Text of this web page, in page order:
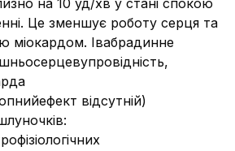
на 10 уд/хв у стані спокою
Це зменшує роботу серця та
міокардом. Івабрадинне
відсутній)